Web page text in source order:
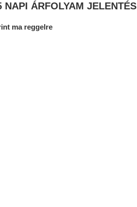
NAPI ÁRFOLYAM JELENTÉS
ma reggelre